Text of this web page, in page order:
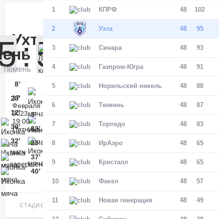
Ухта
Ухта
8’
28’
Владислав Мусин-Пушкин
12’
30’
32’ Антон Рубцов
:5
17
Февраля
2023,
19:00
Пятница
матч
завершен
Тюмень
3’
33’
23’
37’
40’
СТАДИОН
УСК
«Ухта».
Матч-центр
БЕТСИТИ Суперлига, Финал
30 Мая 2026
УСК «Ухта». Ухта
Ухта 5
Тюмень 1
Матч-центр
03 Июня 2026 , 17:00 (МСК)
1 КПРФ 48 102
2 Ухта 48 95
3 Синара 48 93
4 Газпром-Югра 48 91
5 Норильский никель 48 88
6 Тюмень 48 87
7 Торпедо 48 83
8 ИрАэро 48 65
9 Кристалл 48 65
10 Факел 48 57
11 Новая генерация 48 49